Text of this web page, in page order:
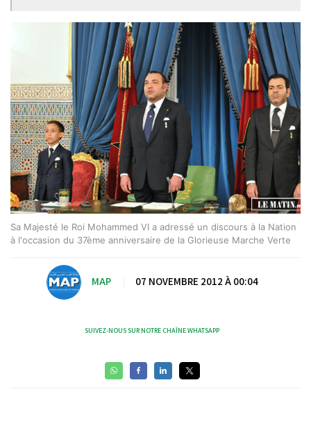
Sa Majesté le Roi Mohammed VI a adressé un discours à la Nation
à l'occasion du 37ème anniversaire de la Glorieuse Marche Verte
MAP 07 NOVEMBRE 2012 À 00:04
SUIVEZ-NOUS SUR NOTRE CHAÎNE WHATSAPP